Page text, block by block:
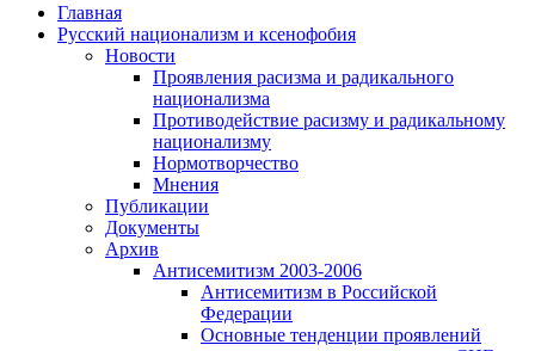
Главная
Русский национализм и ксенофобия
Новости
Проявления расизма и радикального
национализма
Противодействие расизму и радикальному
национализму
Нормотворчество
Мнения
Публикации
Документы
Архив
Антисемитизм 2003-2006
Антисемитизм в Российской
Федерации
Основные тенденции проявлений